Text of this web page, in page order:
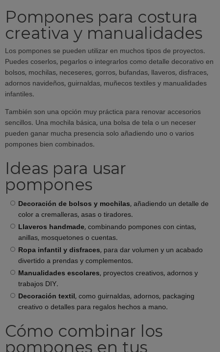
Pompones para costura
creativa y manualidades
Los pompones se pueden utilizar en muchos tipos de proyectos.
Puedes coserlos, pegarlos o integrarlos como detalle decorativo en
bolsos, mochilas, neceseres, gorros, bufandas, llaveros, disfraces,
adornos navideños, guirnaldas, muñecos textiles y manualidades
infantiles.
También son una opción muy práctica para renovar accesorios
sencillos. Una mochila básica, una bolsa de tela o un neceser
pueden ganar mucha presencia solo añadiendo uno o varios
pompones bien combinados.
Ideas para usar
pompones
Decoración de bolsos y mochilas, añadiendo un detalle de
color a cremalleras, asas o tiradores.
Llaveros handmade, combinando pompones con cintas,
anillas, mosquetones o cuentas.
Ropa infantil y disfraces, para dar volumen y un acabado
divertido a prendas y complementos.
Manualidades escolares, proyectos creativos, adornos y
trabajos DIY.
Decoración textil, como guirnaldas, adornos, packaging
creativo o detalles para regalos hechos a mano.
Cómo combinar los
pompones en tus